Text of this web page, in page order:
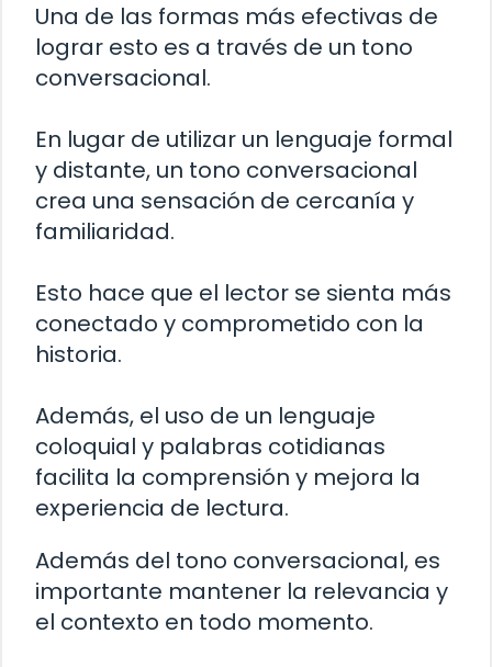
Una de las formas más efectivas de
lograr esto es a través de un tono
conversacional.
En lugar de utilizar un lenguaje formal
y distante, un tono conversacional
crea una sensación de cercanía y
familiaridad.
Esto hace que el lector se sienta más
conectado y comprometido con la
historia.
Además, el uso de un lenguaje
coloquial y palabras cotidianas
facilita la comprensión y mejora la
experiencia de lectura.
Además del tono conversacional, es
importante mantener la relevancia y
el contexto en todo momento.